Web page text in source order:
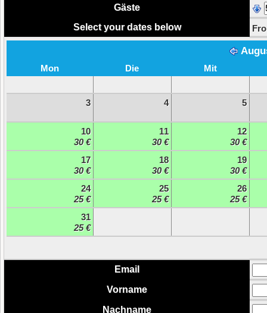
Gäste
Select your dates below
Mon Die Mit
3 4 5
10
30 €
11
30 €
12
30 €
17
30 €
18
30 €
19
30 €
24
25 €
25
25 €
26
25 €
31
25 €
Email
Vorname
Nachname